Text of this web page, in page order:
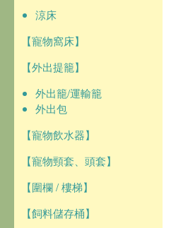
涼床
【寵物窩床】
【外出提籠】
外出籠/運輸籠
外出包
【寵物飲水器】
【寵物頸套、頭套】
【圍欄 / 樓梯】
【飼料儲存桶】